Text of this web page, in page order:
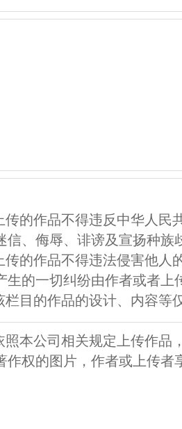
传的作品不得违反中华人民
信、侮辱、诽谤及宣扬种族
传的作品不得违法侵害他人
生的一切纠纷由作者或者上
栏目的作品的设计、内容等
本公司相关规定上传作品
作权的图片，作者或上传者